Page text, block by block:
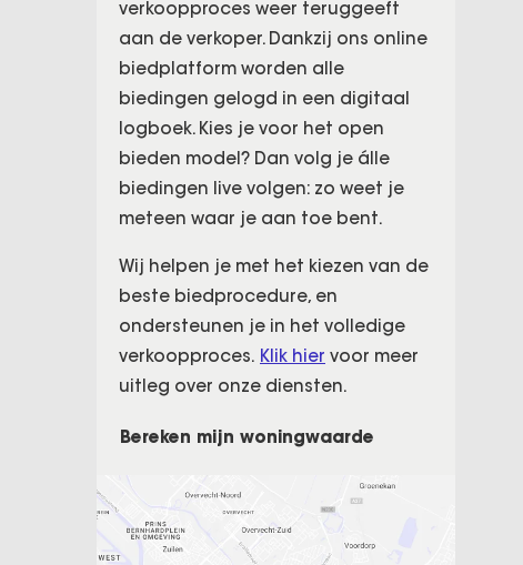
verkoopproces weer teruggeeft
aan de verkoper. Dankzij ons online
biedplatform worden alle
biedingen gelogd in een digitaal
logboek. Kies je voor het open
bieden model? Dan volg je álle
biedingen live volgen: zo weet je
meteen waar je aan toe bent.
Wij helpen je met het kiezen van de
beste biedprocedure, en
ondersteunen je in het volledige
verkoopproces. Klik hier voor meer
uitleg over onze diensten.
Bereken mijn woningwaarde